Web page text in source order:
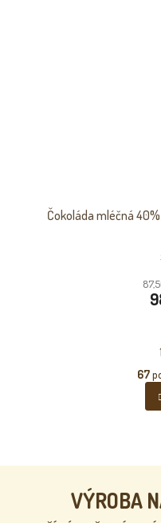
Čokoláda mléčná
1
67
VÝROBA